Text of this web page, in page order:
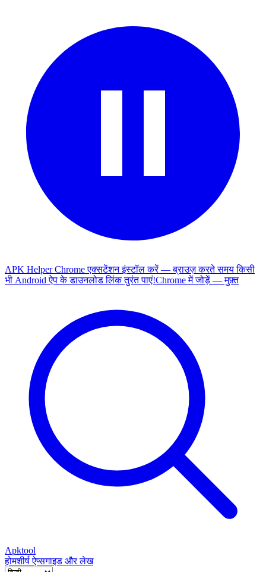
APK Helper Chrome एक्सटेंशन इंस्टॉल करें — ब्राउज़ करते समय किसी
भी Android ऐप के डाउनलोड लिंक तुरंत पाएं!Chrome में जोड़ें — मुफ़्त
Apktool
होमशीर्ष ऐप्सगाइड और लेख